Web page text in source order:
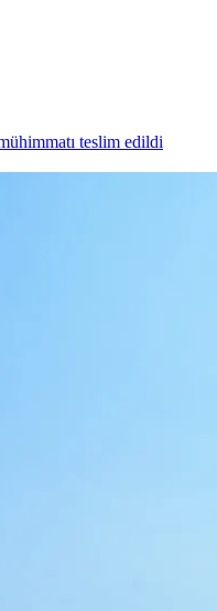
teslim edildi